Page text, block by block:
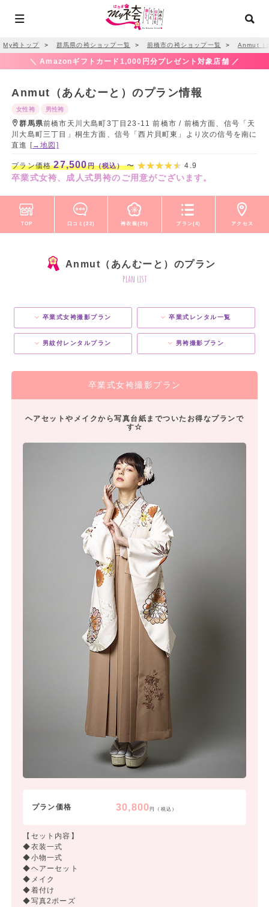
My袴トップ ＞ 群馬県の袴ショップ一覧 ＞ 前橋市の袴ショップ一覧 ＞ Anmut（
＼ Amazonギフトカード1,000円分プレゼント対象店舗 ／
Anmut（あんむーと）のプラン情報
女性袴 男性袴
群馬県前橋市天川大島町3丁目23-11 前橋市 / 前橋方面、信号「天
川大島町三丁目」桐生方面、信号「西片貝町東」より次の信号を南に
直進 [→地図]
プラン価格27,500円（税込）〜 4.9
卒業式女袴、成人式男袴のご用意がございます。
TOP 口コミ(22) 袴衣装(29) プラン(4) アクセス
Anmut（あんむーと）のプラン
plan list
卒業式女袴撮影プラン 卒業式レンタル一覧
男紋付レンタルプラン 男袴撮影プラン
卒業式女袴撮影プラン
ヘアセットやメイクから写真台紙までついたお得なプランで
す☆
プラン価格 30,800円（税込）
【セット内容】
◆衣装一式
◆小物一式
◆ヘアーセット
◆メイク
◆着付け
◆写真2ポーズ